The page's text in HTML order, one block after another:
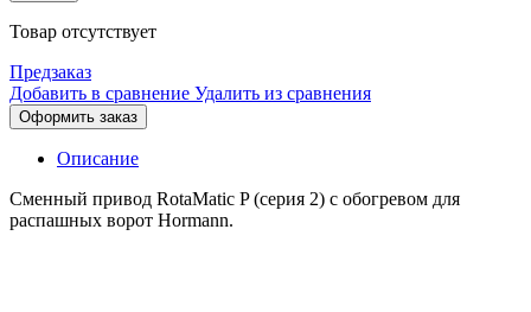
Товар отсутствует
Предзаказ
Добавить в сравнение Удалить из сравнения
Оформить заказ
Описание
Сменный привод RotaMatic P (серия 2) с обогревом для
распашных ворот Hormann.